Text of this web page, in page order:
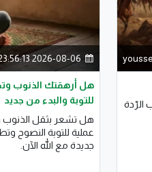
الرّدة
2026-08-06 23:56:13
هل أرهقتك الذنوب
للتوبة والبدء من جديد
هل تشعر بثقل
عملية للتوبة النصوح
جديدة مع الله الآن.